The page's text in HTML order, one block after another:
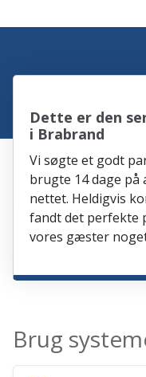
Dette er den
i Brabrand
Vi søgte et godt
brugte 14 dage
nettet. Heldigvis
fandt det perfekte
vores gæster
Brug